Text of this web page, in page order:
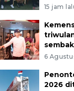
15 jam
6
2026